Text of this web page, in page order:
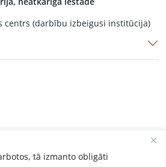
tā izmanto obligāti
centrs (darbību izbeigusi institūcija)